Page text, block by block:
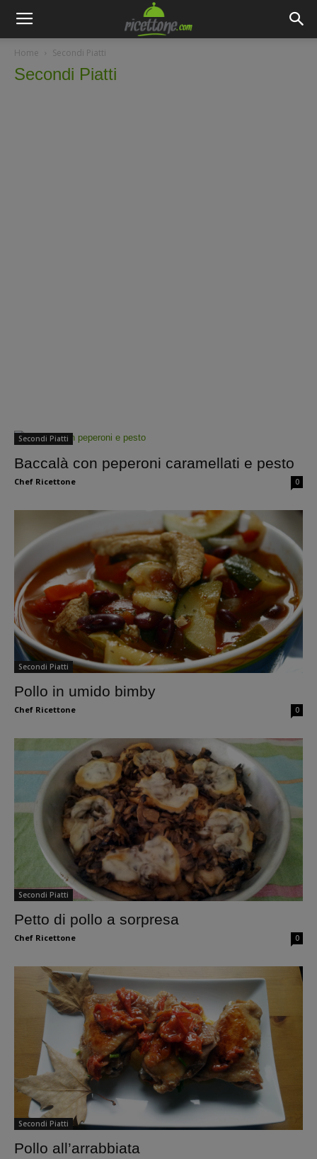
Home Secondi Piatti
Secondi Piatti
Secondi Piatti
Baccalà con peperoni caramellati e pesto
Chef Ricettone 0
Secondi Piatti
Pollo in umido bimby
Chef Ricettone 0
Secondi Piatti
Petto di pollo a sorpresa
Chef Ricettone 0
Secondi Piatti
Pollo all’arrabbiata